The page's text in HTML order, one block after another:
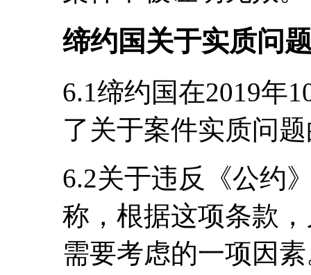
缔约国关于实质问
6.1缔约国在2019年
了关于案件实质问
6.2关于违反《公约
称，根据这项条款
需要考虑的一项因